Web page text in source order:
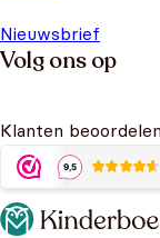
Nieuwsbrief
Volg ons op
Klanten